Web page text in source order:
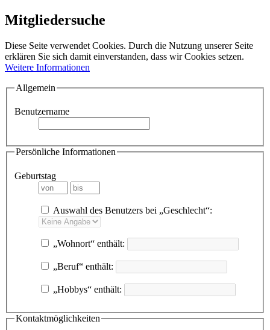
Mitgliedersuche
Diese Seite verwendet Cookies. Durch die Nutzung unserer Seite
erklären Sie sich damit einverstanden, dass wir Cookies setzen.
Weitere Informationen
Allgemein
Benutzername
Persönliche Informationen
Geburtstag
Auswahl des Benutzers bei „Geschlecht“:
„Wohnort“ enthält:
„Beruf“ enthält:
„Hobbys“ enthält:
Kontaktmöglichkeiten